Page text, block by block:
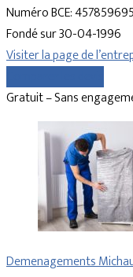
Numéro BCE: 457859695
Fondé sur 30-04-1996
Visiter la page de
Gratuit – Sans
Demenagements